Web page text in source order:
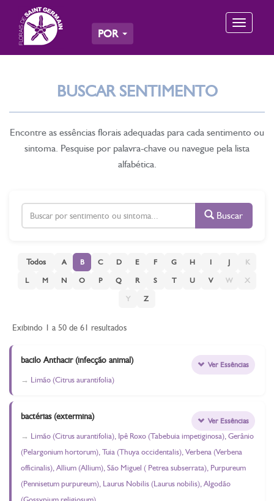
Toggle
POR
BUSCAR SENTIMENTO
Encontre as essências florais adequadas para cada sentimento ou
sintoma. Pesquise por palavra-chave ou navegue pela lista
alfabética.
Buscar
Todos A B C D E F G H I J K
L M N O P Q R S T U V W X
Y Z
Exibindo 1 a 50 de 61 resultados
bacilo Anthacir (infecção animal)
Limão (Citrus aurantifolia)
Ver Essências
bactérias (extermina)
Limão (Citrus aurantifolia), Ipê Roxo (Tabebuia impetiginosa), Gerânio
(Pelargonium hortorum), Tuia (Thuya occidentalis), Verbena (Verbena
officinalis), Allium (Allium), São Miguel ( Petrea subserrata), Purpureum
(Pennisetum purpureum), Laurus Nobilis (Laurus nobilis), Algodão
Ver Essências